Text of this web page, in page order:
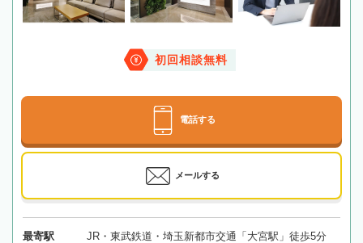
初回相談無料
電話する
メールする
最寄駅 JR・東武鉄道・埼玉新都市交通「大宮駅」徒歩5分